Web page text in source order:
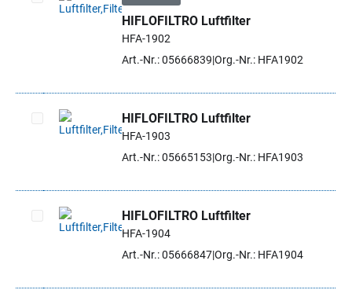
Artikel auswählen
HIFLOFILTRO Luftfilter
HFA-1902
Art.-Nr.: 05666839 Org.-Nr.: HFA1902
Artikel auswählen
HIFLOFILTRO Luftfilter
HFA-1903
Art.-Nr.: 05665153 Org.-Nr.: HFA1903
Artikel auswählen
HIFLOFILTRO Luftfilter
HFA-1904
Art.-Nr.: 05666847Org.-Nr.: HFA1904